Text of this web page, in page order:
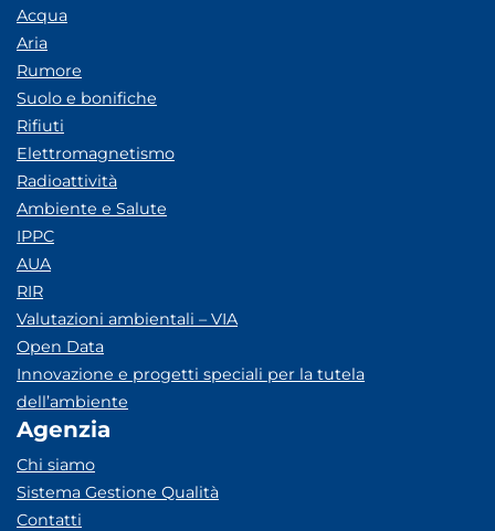
Acqua
Aria
Rumore
Suolo e bonifiche
Rifiuti
Elettromagnetismo
Radioattività
Ambiente e Salute
IPPC
AUA
RIR
Valutazioni ambientali – VIA
Open Data
Innovazione e progetti speciali per la tutela
dell’ambiente
Agenzia
Chi siamo
Sistema Gestione Qualità
Contatti